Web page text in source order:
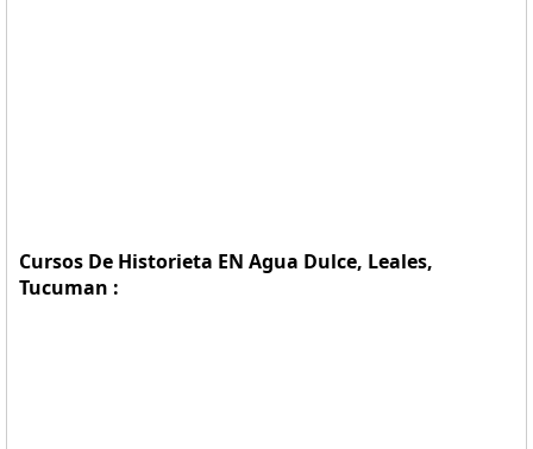
Cursos De Historieta EN Agua Dulce, Leales,
Tucuman :